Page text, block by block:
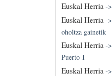
Euskal Herria->
Euskal Herria ->
oholtza gainetik
Euskal Herria->
Puerto-I
Euskal Herria ->